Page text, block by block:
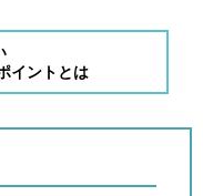
イントとは